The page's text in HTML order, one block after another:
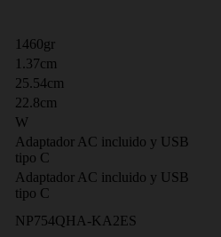
1460gr
1.37cm
25.54cm
22.8cm
W
Adaptador AC incluido y USB
tipo C
Adaptador AC incluido y USB
tipo C
NP754QHA-KA2ES